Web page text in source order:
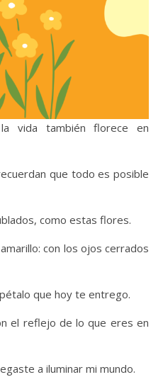
vida también florece en
que todo es posible
como estas flores.
con los ojos cerrados
que hoy te entrego.
el reflejo de lo que eres en
a iluminar mi mundo.